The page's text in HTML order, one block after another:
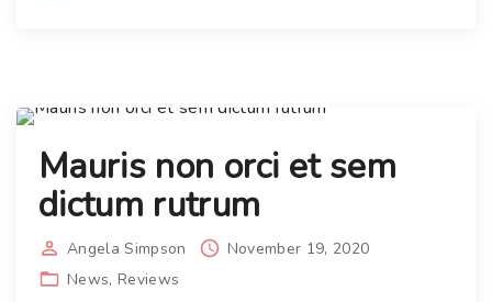
Mauris non orci et sem
dictum rutrum
Angela Simpson
November 19, 2020
News Reviews